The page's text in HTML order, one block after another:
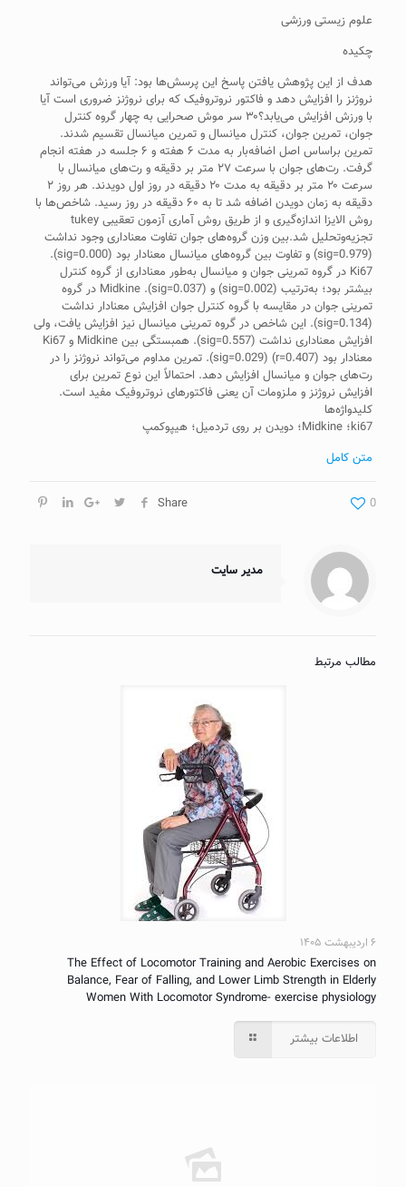
علوم زیستی ورزشی
چکیده
هدف از این پژوهش یافتن پاسخ این پرسش‌ها بود: آیا ورزش می‌تواند
نروژنز را افزایش دهد و فاکتور نروتروفیک که برای نروژنز ضروری است آیا
با ورزش افزایش می‌یابد؟۳۰ سر موش صحرایی به چهار گروه کنترل
جوان، تمرین جوان، کنترل میانسال و تمرین میانسال تقسیم شدند.
تمرین براساس اصل اضافه‌بار به مدت ۶ هفته و ۶ جلسه در هفته انجام
گرفت. رت‌های جوان با سرعت ۲۷ متر بر دقیقه و رت‌های میانسال با
سرعت ۲۰ متر بر دقیقه به مدت ۲۰ دقیقه در روز اول دویدند. هر روز ۲
دقیقه به زمان دویدن اضافه شد تا به ۶۰ دقیقه در روز رسید. شاخص‌ها با
روش الایزا اندازه‌گیری و از طریق روش آماری آزمون تعقیبی tukey
تجزیه‌وتحلیل شد.بین وزن گروه‌های جوان تفاوت معنا‌داری وجود نداشت
(sig=0.979) و تفاوت بین گروه‌های میانسال معنا‌دار بود (sig=0.000).
Ki67 در گروه تمرینی جوان و میانسال به‌طور معنا‌داری از گروه کنترل
بیشتر بود؛ به‌ترتیب (sig=0.002) و (sig=0.037). Midkine در گروه
تمرینی جوان در مقایسه با گروه کنترل جوان افزایش معنا‌دار نداشت
(sig=0.134). این شاخص در گروه تمرینی میانسال نیز افزایش یافت، ولی
افزایش معنا‌داری نداشت (sig=0.557). همبستگی بین Midkine و Ki67
معنا‌دار بود (r=0.407) (sig=0.029). تمرین مداوم می‌تواند نروژنز را در
رت‌های جوان و میانسال افزایش دهد. احتمالاً این نوع تمرین برای
افزایش نروژنز و ملزومات آن یعنی فاکتورهای نروتروفیک مفید است.
کلیدواژه‌ها
ki67؛ Midkine؛ دویدن بر روی تردمیل؛ هیپوکمپ
متن کامل
Share 0
مدیر سایت
مطالب مرتبط
۶ اردیبهشت ۱۴۰۵
The Effect of Locomotor Training and Aerobic Exercises on
Balance, Fear of Falling, and Lower Limb Strength in Elderly
Women With Locomotor Syndrome- exercise physiology
اطلاعات بیشتر